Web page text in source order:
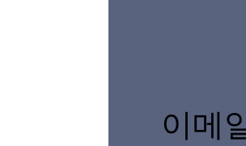
이메